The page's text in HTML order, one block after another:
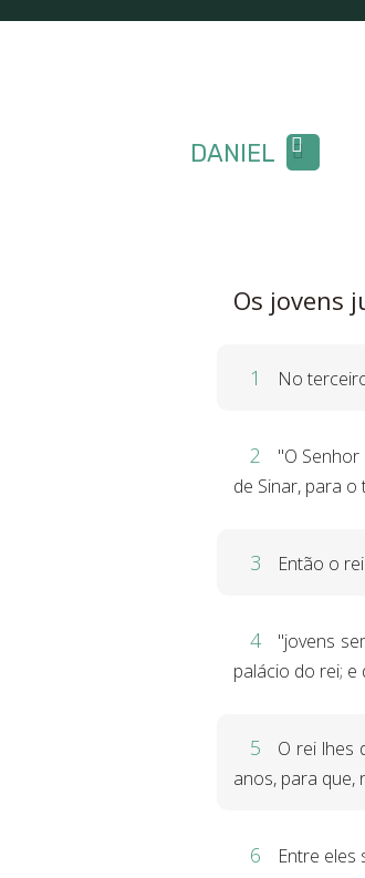
DANIEL
Os jovens
1 No
2
"O
de Sinar, para
3 Então o
4
"jovens
palácio do rei; e
5
O rei lhes
anos, para que,
6 Entre eles